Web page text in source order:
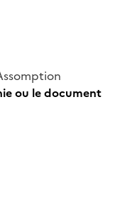
ou le document